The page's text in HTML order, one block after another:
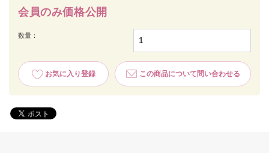
会員のみ価格公開
数量：
お気に入り登録 この商品について問い合わせる